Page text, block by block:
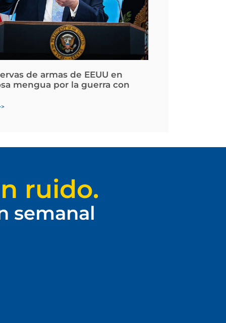
de armas de EEUU en
mengua por la guerra con
ruido.
semanal